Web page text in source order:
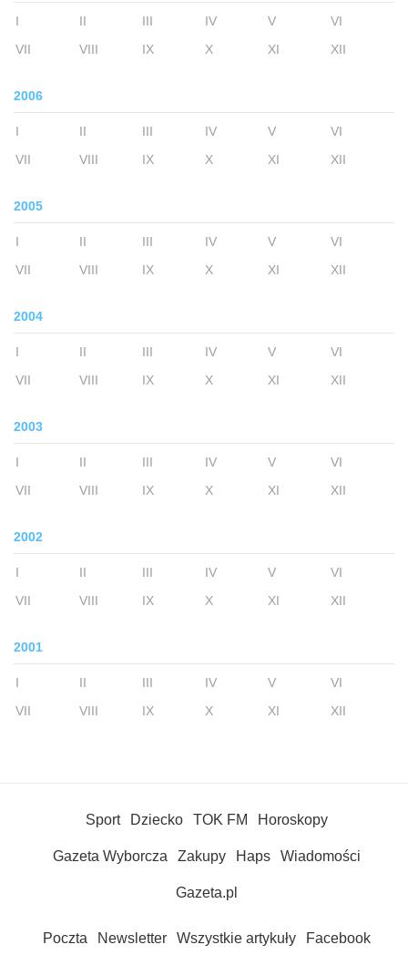
I II III IV V
VI
VII
VIII IX X XI XII
2006
I II III IV V
VI
VII
VIII IX X XI XII
2005
I II III IV V
VI
VII
VIII IX X XI XII
2004
I II III IV V
VI
VII
VIII IX X XI XII
2003
I II III IV V
VI
VII
VIII IX X XI XII
2002
I II III IV V
VI
VII
VIII IX X XI XII
2001
I II III IV V
VI
VII
VIII IX X XI XII
Sport Dziecko TOK FM Horoskopy
Gazeta Wyborcza Zakupy Haps Wiadomości
Gazeta.pl
Poczta Newsletter Wszystkie artykuły Facebook